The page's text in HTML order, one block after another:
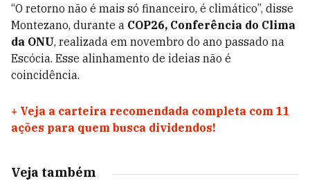
“O retorno não é mais só financeiro, é climático”, disse
Montezano, durante a COP26, Conferência do Clima
da ONU, realizada em novembro do ano passado na
Escócia. Esse alinhamento de ideias não é
coincidência.
+ Veja a carteira recomendada completa com 11
ações para quem busca dividendos!
Veja também